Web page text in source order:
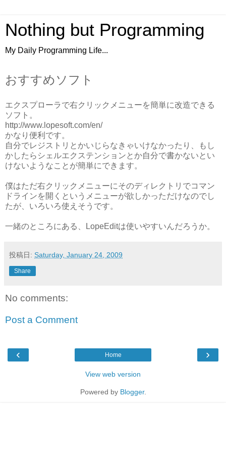
Nothing but Programming
My Daily Programming Life...
おすすめソフト
エクスプローラで右クリックメニューを簡単に改造できる
ソフト。
http://www.lopesoft.com/en/
かなり便利です。
自分でレジストリとかいじらなきゃいけなかったり、もし
かしたらシェルエクステンションとか自分で書かないとい
けないようなことが簡単にできます。
僕はただ右クリックメニューにそのディレクトリでコマン
ドラインを開くというメニューが欲しかっただけなのでし
たが、いろいろ使えそうです。
一緒のところにある、LopeEditは使いやすいんだろうか。
投稿日: Saturday, January 24, 2009
Share
No comments:
Post a Comment
‹ ›
Home
View web version
Powered by Blogger.